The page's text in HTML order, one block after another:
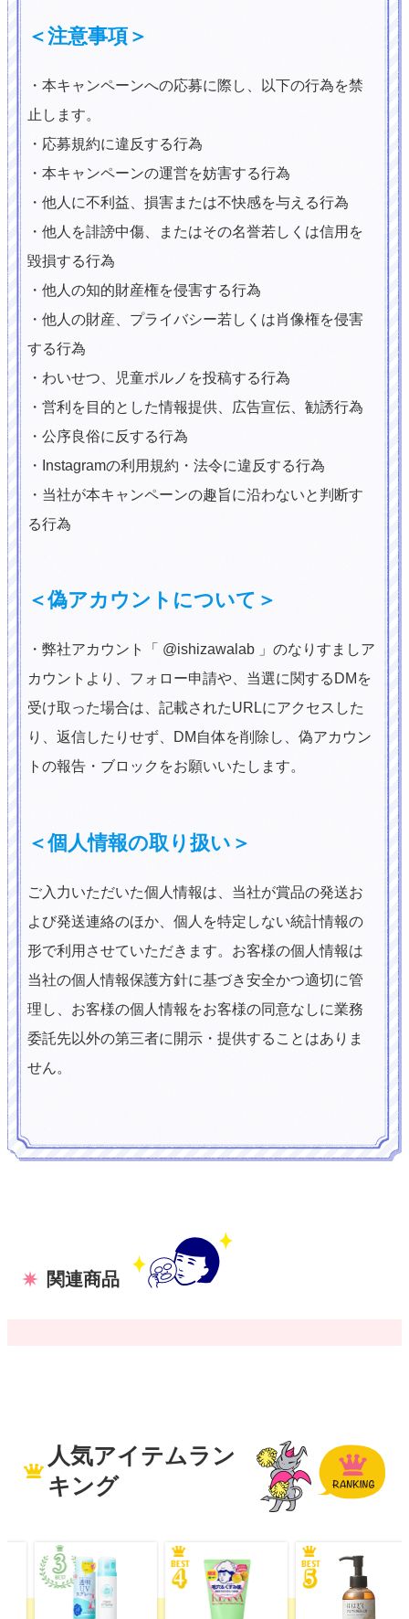
＜注意事項＞
・本キャンペーンへの応募に際し、以下の行為を禁
止します。
・応募規約に違反する行為
・本キャンペーンの運営を妨害する行為
・他人に不利益、損害または不快感を与える行為
・他人を誹謗中傷、またはその名誉若しくは信用を
毀損する行為
・他人の知的財産権を侵害する行為
・他人の財産、プライバシー若しくは肖像権を侵害
する行為
・わいせつ、児童ポルノを投稿する行為
・営利を目的とした情報提供、広告宣伝、勧誘行為
・公序良俗に反する行為
・Instagramの利用規約・法令に違反する行為
・当社が本キャンペーンの趣旨に沿わないと判断す
る行為
＜偽アカウントについて＞
・弊社アカウント「 @ishizawalab 」のなりすましア
カウントより、フォロー申請や、当選に関するDMを
受け取った場合は、記載されたURLにアクセスした
り、返信したりせず、DM自体を削除し、偽アカウン
トの報告・ブロックをお願いいたします。
＜個人情報の取り扱い＞
ご入力いただいた個人情報は、当社が賞品の発送お
よび発送連絡のほか、個人を特定しない統計情報の
形で利用させていただきます。お客様の個人情報は
当社の個人情報保護方針に基づき安全かつ適切に管
理し、お客様の個人情報をお客様の同意なしに業務
委託先以外の第三者に開示・提供することはありま
せん。
関連商品
人気アイテムラン
キング